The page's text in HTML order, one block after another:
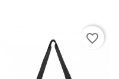
favorite_border